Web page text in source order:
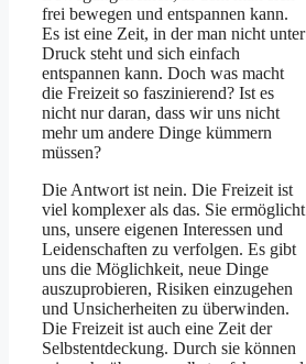
frei bewegen und entspannen kann.
Es ist eine Zeit, in der man nicht unter
Druck steht und sich einfach
entspannen kann. Doch was macht
die Freizeit so faszinierend? Ist es
nicht nur daran, dass wir uns nicht
mehr um andere Dinge kümmern
müssen?
Die Antwort ist nein. Die Freizeit ist
viel komplexer als das. Sie ermöglicht
uns, unsere eigenen Interessen und
Leidenschaften zu verfolgen. Es gibt
uns die Möglichkeit, neue Dinge
auszuprobieren, Risiken einzugehen
und Unsicherheiten zu überwinden.
Die Freizeit ist auch eine Zeit der
Selbstentdeckung. Durch sie können